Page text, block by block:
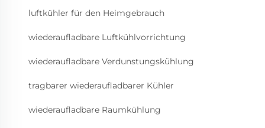
luftkühler für den Heimgebrauch
wiederaufladbare Luftkühlvorrichtung
wiederaufladbare Verdunstungskühlung
tragbarer wiederaufladbarer Kühler
wiederaufladbare Raumkühlung